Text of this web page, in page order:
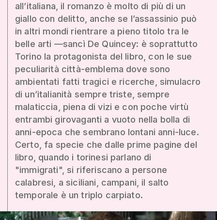
all’italiana, il romanzo è molto di più di un
giallo con delitto, anche se l’assassinio può
in altri mondi rientrare a pieno titolo tra le
belle arti —sancì De Quincey: è soprattutto
Torino la protagonista del libro, con le sue
peculiarità città-emblema dove sono
ambientati fatti tragici e ricerche, simulacro
di un’italianità sempre triste, sempre
malaticcia, piena di vizi e con poche virtù
entrambi girovaganti a vuoto nella bolla di
anni-epoca che sembrano lontani anni-luce.
Certo, fa specie che dalle prime pagine del
libro, quando i torinesi parlano di
"immigrati", si riferiscano a persone
calabresi, a siciliani, campani, il salto
temporale è un triplo carpiato.